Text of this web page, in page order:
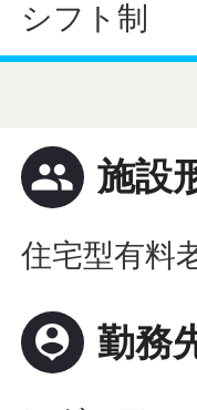
シフト制
people 施設
住宅型有料
person_pin 勤務